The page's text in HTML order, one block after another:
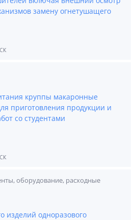
замену огнетушащего
круппы макаронные
приготовления продукции и
со студентами
оборудование, расходные
изделий одноразового